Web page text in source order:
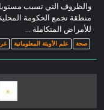
والظروف التي تسبب
منطقة تجمع الحكومة المحلية
للأمراض المتكاملة ...
صحة علم الأوبئة المعلوماتية
الملاحة
«